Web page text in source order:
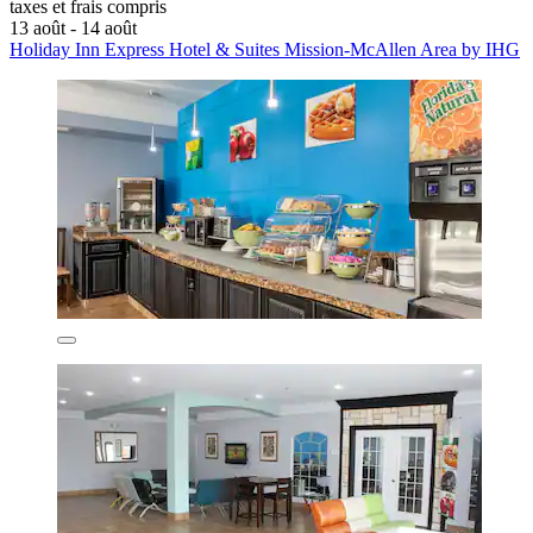
taxes et frais compris
13 août - 14 août
Holiday Inn Express Hotel & Suites Mission-McAllen Area by IHG